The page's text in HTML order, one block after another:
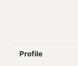
Profile